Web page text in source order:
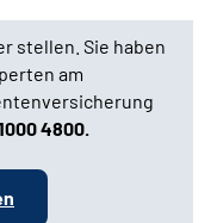
stellen. Sie haben
am
4800.